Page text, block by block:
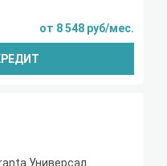
от 8 548 руб/мес.